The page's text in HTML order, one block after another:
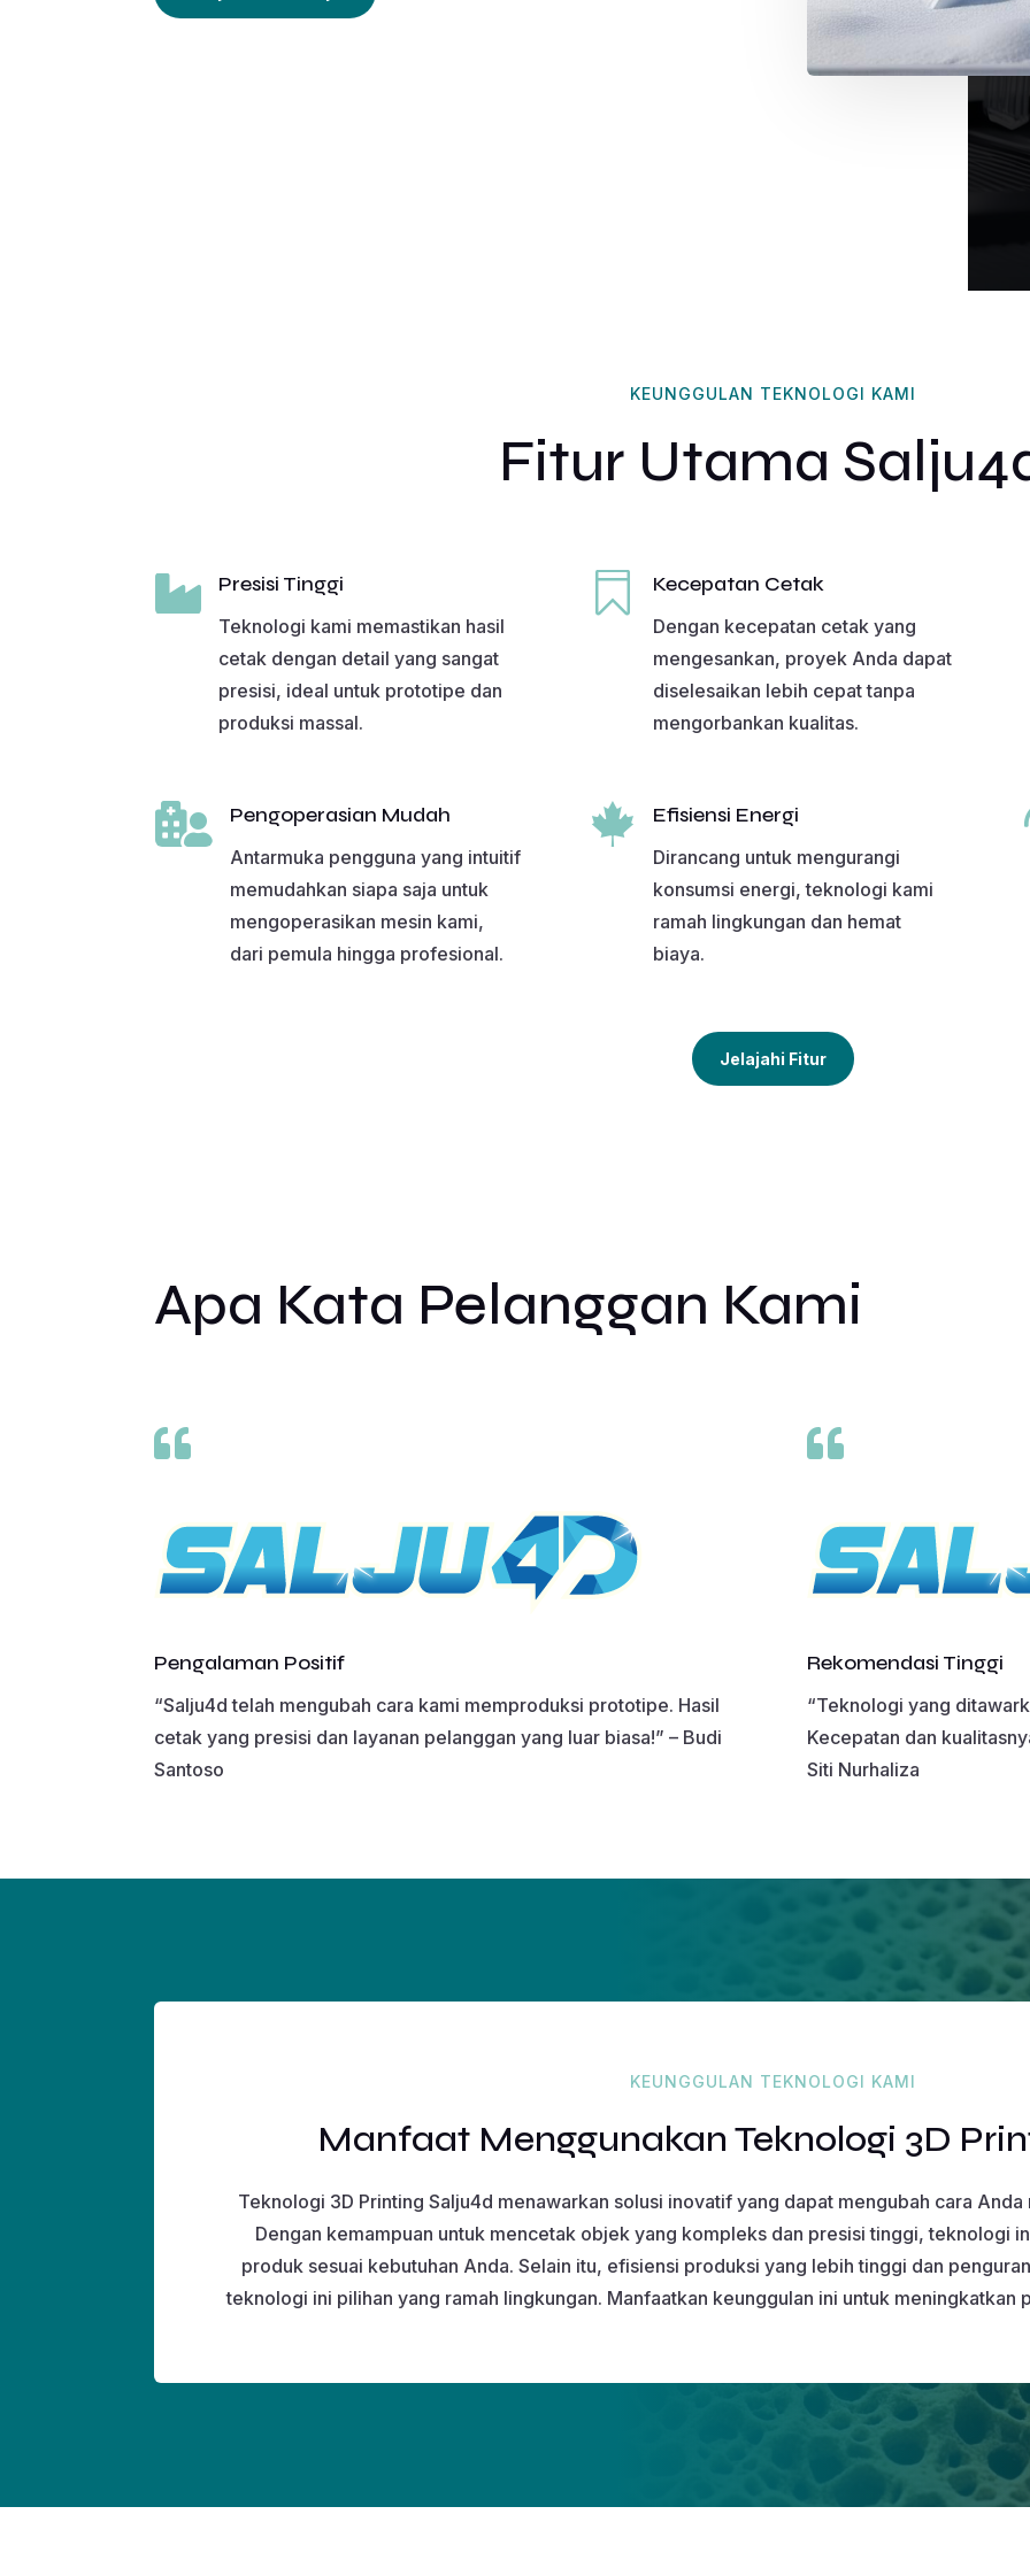
KEUNGGULAN TEKNOLOGI KAMI
Fitur Utama
 Presisi Tinggi
Teknologi kami memastikan hasil
cetak dengan detail yang sangat
presisi, ideal untuk prototipe dan
produksi massal.
 Kecepatan Cetak
Dengan kecepatan cetak yang
mengesankan, proyek Anda dapat
diselesaikan lebih cepat tanpa
mengorbankan kualitas.
 Pengoperasian Mudah
Antarmuka pengguna yang intuitif
memudahkan siapa saja untuk
mengoperasikan mesin kami,
dari pemula hingga profesional.
 Efisiensi Energi
Dirancang untuk mengurangi
konsumsi energi, teknologi kami
ramah lingkungan dan hemat
biaya.
Jelajahi Fitur
Apa Kata Pelanggan Kami

Pengalaman Positif
“Salju4d telah mengubah cara kami memproduksi prototipe. Hasil
cetak yang presisi dan layanan pelanggan yang luar biasa!” – Budi
Santoso

Rekomendasi Tinggi
“Teknologi yang
Kecepatan dan
Siti Nurhaliza
KEUNGGULAN TEKNOLOGI KAMI
Manfaat Menggunakan Teknologi 3D
Teknologi 3D Printing Salju4d menawarkan solusi inovatif yang dapat mengubah cara
Dengan kemampuan untuk mencetak objek yang kompleks dan presisi tinggi, teknologi
produk sesuai kebutuhan Anda. Selain itu, efisiensi produksi yang lebih tinggi dan
teknologi ini pilihan yang ramah lingkungan. Manfaatkan keunggulan ini untuk meningkatkan